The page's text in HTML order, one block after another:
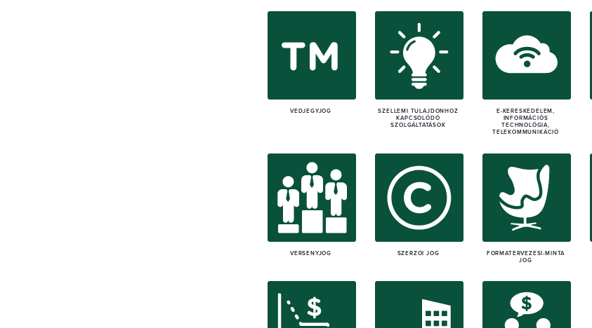
VÉDJEGYJOG
SZELLEMI TULAJDONHOZ
KAPCSOLÓDÓ
SZOLGÁLTATÁSOK
E-KERESKEDELEM,
INFORMÁCIÓS
TECHNOLÓGIA,
TELEKOMMUNIKÁCIÓ
VERSENYJOG SZERZŐI JOG
FORMATERVEZÉSI-MINTA
JOG